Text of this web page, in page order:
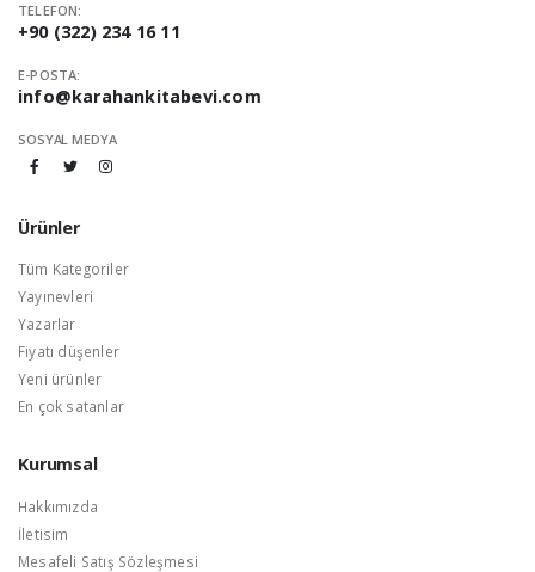
TELEFON:
+90 (322) 234 16 11
E-POSTA:
info@karahankitabevi.com
SOSYAL MEDYA
Ürünler
Tüm Kategoriler
Yayınevleri
Yazarlar
Fiyatı düşenler
Yeni ürünler
En çok satanlar
Kurumsal
Hakkımızda
İletisim
Mesafeli Satış Sözleşmesi